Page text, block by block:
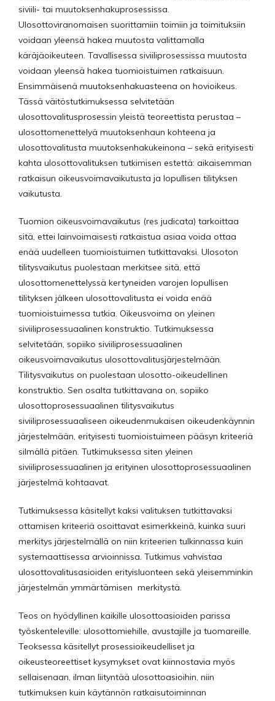
siviili- tai muutoksenhakuprosessissa.
Ulosottoviranomaisen suorittamiin toimiin ja toimituksiin
voidaan yleensä hakea muutosta valittamalla
käräjäoikeuteen. Tavallisessa siviiliprosessissa muutosta
voidaan yleensä hakea tuomioistuimen ratkaisuun.
Ensimmäisenä muutoksenhakuasteena on hovioikeus.
Tässä väitöstutkimuksessa selvitetään
ulosottovalitusprosessin yleistä teoreettista perustaa –
ulosottomenettelyä muutoksenhaun kohteena ja
ulosottovalitusta muutoksenhakukeinona – sekä erityisesti
kahta ulosottovalituksen tutkimisen estettä: aikaisemman
ratkaisun oikeusvoimavaikutusta ja lopullisen tilityksen
vaikutusta.
Tuomion oikeusvoimavaikutus (res judicata) tarkoittaa
sitä, ettei lainvoimaisesti ratkaistua asiaa voida ottaa
enää uudelleen tuomioistuimen tutkittavaksi. Ulosoton
tilitysvaikutus puolestaan merkitsee sitä, että
ulosottomenettelyssä kertyneiden varojen lopullisen
tilityksen jälkeen ulosottovalitusta ei voida enää
tuomioistuimessa tutkia. Oikeusvoima on yleinen
siviiliprosessuaalinen konstruktio. Tutkimuksessa
selvitetään, sopiiko siviiliprosessuaalinen
oikeusvoimavaikutus ulosottovalitusjärjestelmään.
Tilitysvaikutus on puolestaan ulosotto-oikeudellinen
konstruktio. Sen osalta tutkittavana on, sopiiko
ulosottoprosessuaalinen tilitysvaikutus
siviiliprosessuaaliseen oikeudenmukaisen oikeudenkäynnin
järjestelmään, erityisesti tuomioistuimeen pääsyn kriteeriä
silmällä pitäen. Tutkimuksessa siten yleinen
siviiliprosessuaalinen ja erityinen ulosottoprosessuaalinen
järjestelmä kohtaavat.
Tutkimuksessa käsitellyt kaksi valituksen tutkittavaksi
ottamisen kriteeriä osoittavat esimerkkeinä, kuinka suuri
merkitys järjestelmällä on niin kriteerien tulkinnassa kuin
systemaattisessa arvioinnissa. Tutkimus vahvistaa
ulosottovalitusasioiden erityisluonteen sekä yleisemminkin
järjestelmän ymmärtämisen merkitystä.
Teos on hyödyllinen kaikille ulosottoasioiden parissa
työskenteleville: ulosottomiehille, avustajille ja tuomareille.
Teoksessa käsitellyt prosessioikeudelliset ja
oikeusteoreettiset kysymykset ovat kiinnostavia myös
sellaisenaan, ilman liityntää ulosottoasioihin, niin
tutkimuksen kuin käytännön ratkaisutoiminnan